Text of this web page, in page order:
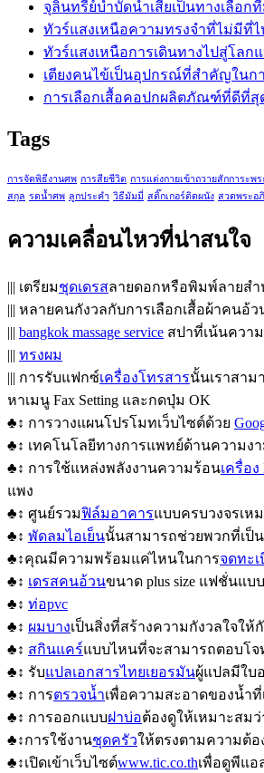
จุลินทรีย์บำบัดน้ำเสียเป็นทางเลือก
ทัวร์แสงเหนือความทรงจำที่ไม่มีที่ไ
ทัวร์แสงเหนือการเดินทางไปสู่โลก
เตียงคนไข้เป็นอุปกรณ์ที่สำคัญในก
การเลือกเสื้อคอปกผลิตภัณฑ์ที่ดีที่สุ
Tags
การจัดพิธีงานศพ การสียชีวิต การแต่งกายเข้าถวายสักการะพ
สกุล รดน้ำศพ ลูกประคำ วิธีมัมมี่ สติ๊กเกอร์ติดผนัง สวดพระอ
ความเคลื่อนไหวที่น่าสนใจ
||| เตรียมชุดเดรสลายดอกหรือพิมพ์ลายส
||| หลายคนกังวลกับการเลือกเสื้อผ้าคนอ้ว
||| bangkok massage service สปาที่เน้นควา
||| ทรงผม
||| การรับแฟกซ์เครื่องโทรสารนั้นเราสาม
หาเมนู Fax Setting และกดปุ่ม OK
♣↕ การวางแผนโปรโมทเว็บไซต์ด้วย
♣↕ เทคโนโลยีทางการแพทย์ด้านความง
♣↕ การใช้แหล่งพลังงานความร้อนเครื่อง
แพง
♣↕ ศูนย์รวมฟิล์มอาคารแบบครบวงจรเห
♣↕ พัดลมไอเย็นนั้นสามารถช่วยพวกที่เป็
♣↕คุณมีความพร้อมแค่ไหนในการจดทะ
♣↕ เดรสคนอ้วนขนาด plus size แฟชั่นแ
♣↕ ท่อpvc
♣↕ ผมบางเป็นสิ่งที่สร้างความกังวลใจให้
♣↕ สกินแคร์แบบไหนที่จะสามารถตอบโ
♣↕ รับแปลเอกสารไทยเยอรมันผู้แปลมีใบ
♣↕ การตรวจน้ำเพื่อความสะอาดของน้ำที่
♣↕ การออกแบบฝาบ่อต้องดูให้เหมาะสม
♣↕การใช้งานชุดครัวให้ตรงตามความต้อ
♣↕เปิดเข้าเว็บไซต์www.tic.co.thเพื่อดูพีแอ